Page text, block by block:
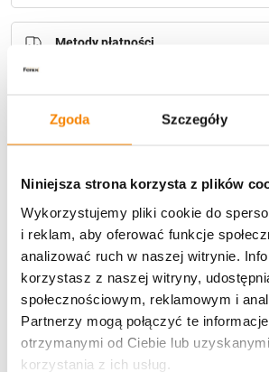
Zgoda Szczegóły
Niniejsza strona korzysta z plików
Wykorzystujemy pliki cookie do
i reklam, aby oferować funkcje
analizować ruch w naszej witrynie.
korzystasz z naszej witryny,
społecznościowym, reklamowym i
Partnerzy mogą połączyć te
otrzymanymi od Ciebie lub
korzystania z ich usług.
hurtowniiPrzejdź do hurtowni B2B
Metody płatności
Opis produktu
Specyfikacja